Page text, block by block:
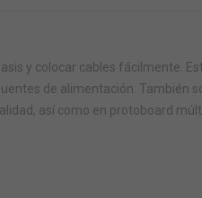
y colocar cables fácilmente.
de alimentación. También
así como en protoboard